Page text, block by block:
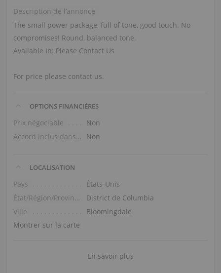
Description de l’annonce
The small power package, full of tone, good touch. No
compromises! Round, balanced tone.
Available In: Please Contact Us
For price please contact us.
OPTIONS FINANCIÈRES
Prix négociable
Non
Accord inclus dans le prix
Non
LOCALISATION
Pays
États-Unis
État/Région/Province
District de Columbia
Ville
Bloomingdale
Montrer sur la carte
En savoir plus